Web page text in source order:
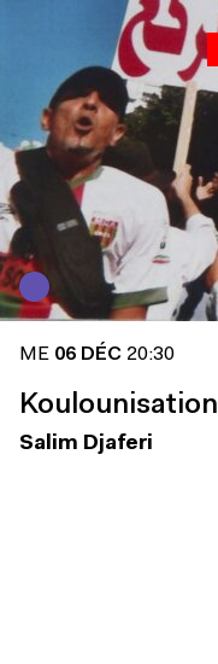
ME 06 DÉC 20:30
Koulounisation
Salim Djaferi